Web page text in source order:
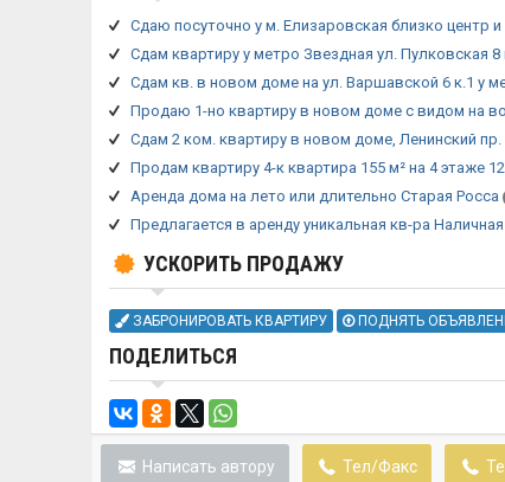
Сдаю посуточно у м. Елизаровская близко центр
Сдам квартиру у метро Звездная ул. Пулковская 8
Сдам кв. в новом доме на ул. Варшавской 6 к.1 у
Продаю 1-но квартиру в новом доме с видом на
Сдам 2 ком. квартиру в новом доме, Ленинский пр.
Продам квартиру 4-к квартира 155 м² на 4 этаже
Аренда дома на лето или длительно Старая Росса
Предлагается в аренду уникальная кв-ра Наличная
УСКОРИТЬ ПРОДАЖУ
ЗАБРОНИРОВАТЬ КВАРТИРУ ПОДНЯТЬ
ПОДЕЛИТЬСЯ
Написать автору Тел/Факс